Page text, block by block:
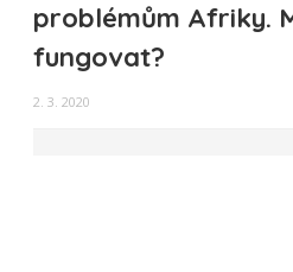
problémům Afriky.
fungovat?
2. 3. 2020